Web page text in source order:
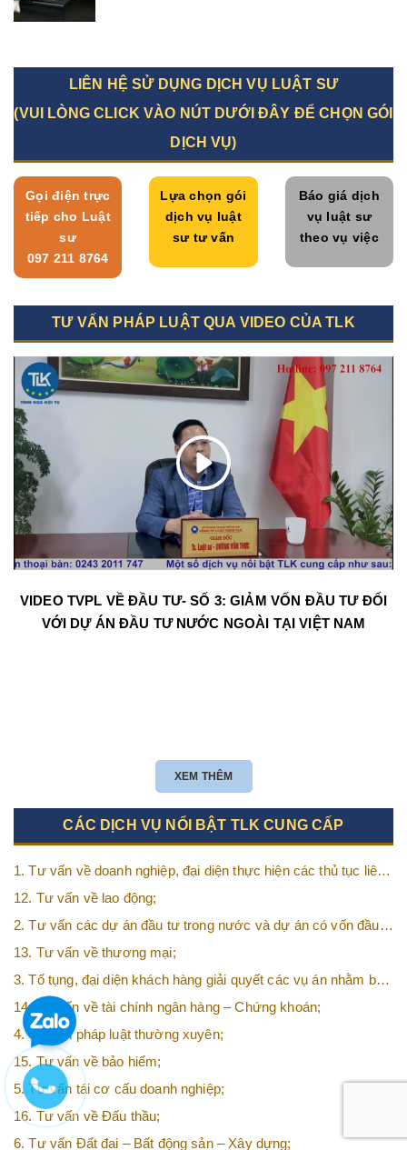
LIÊN HỆ SỬ DỤNG DỊCH VỤ LUẬT SƯ
(VUI LÒNG CLICK VÀO NÚT DƯỚI ĐÂY ĐỂ CHỌN GÓI
DỊCH VỤ)
Gọi điện trực
tiếp cho Luật
sư
097 211 8764
Lựa chọn gói
dịch vụ luật
sư tư vấn
Báo giá dịch
vụ luật sư
theo vụ việc
TƯ VẤN PHÁP LUẬT QUA VIDEO CỦA TLK
VIDEO TVPL VỀ ĐẦU TƯ- SỐ 3: GIẢM VỐN ĐẦU TƯ ĐỐI
VỚI DỰ ÁN ĐẦU TƯ NƯỚC NGOÀI TẠI VIỆT NAM
XEM THÊM
CÁC DỊCH VỤ NỔI BẬT TLK CUNG CẤP
1. Tư vấn về doanh nghiệp, đại diện thực hiện các thủ tục liên
quan tới doanh nghiệp;
12. Tư vấn về lao động;
2. Tư vấn các dự án đầu tư trong nước và dự án có vốn đầu
tư nước ngoài (FDI);
13. Tư vấn về thương mại;
3. Tố tụng, đại diện khách hàng giải quyết các vụ án nhằm bảo
vệ tối đa các quyền và lợi ích của khách hàng;
14. Tư vấn về tài chính ngân hàng – Chứng khoán;
4. Tư vấn pháp luật thường xuyên;
15. Tư vấn về bảo hiểm;
5. Tư vấn tái cơ cấu doanh nghiệp;
16. Tư vấn về Đấu thầu;
6. Tư vấn Đất đai – Bất động sản – Xây dựng;